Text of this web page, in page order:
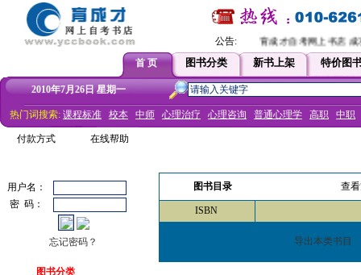
公告:
育成才自考网上书店 成
首 页
图书分类 新书上架 特价图
2010年7月26日 星期一
热门词搜索: 课程标准 校本 中师 心理治疗 心理咨询 普通心理学 高职 中职
付款方式 在线帮助
用户名：
密 码：
忘记密码？
图书分类
图书目录 查
ISBN
导出本类书目